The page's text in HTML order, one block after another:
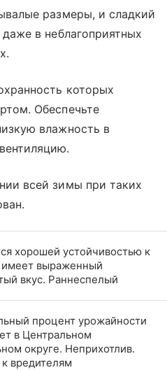
размеры, и сладкий
в неблагоприятных
которых
Обеспечьте
влажность в
всей зимы при таких
хорошей устойчивостью к
выраженный
вкус. Раннеспелый
процент урожайности
в Центральном
округе. Неприхотлив.
вредителям